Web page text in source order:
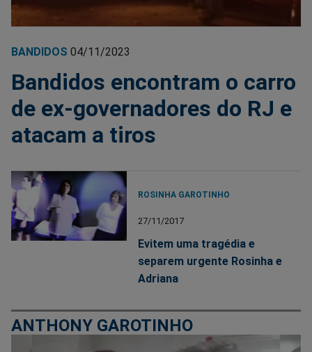
BANDIDOS 04/11/2023
Bandidos encontram o carro
de ex-governadores do RJ e
atacam a tiros
ROSINHA GAROTINHO
27/11/2017
Evitem uma tragédia e
separem urgente Rosinha e
Adriana
ANTHONY GAROTINHO